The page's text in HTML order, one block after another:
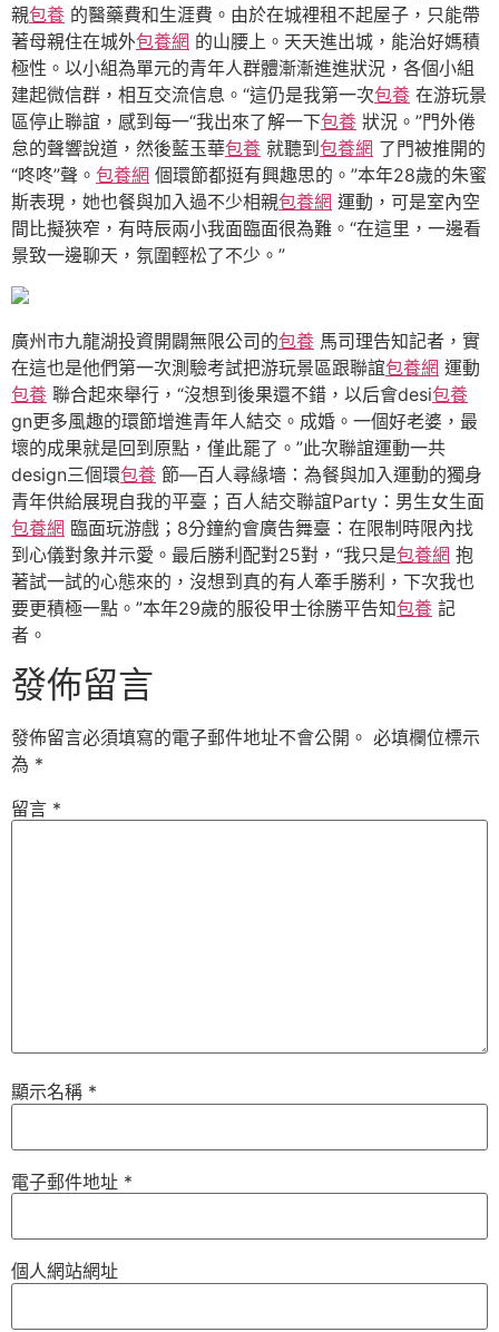
親包養 的醫藥費和生涯費。由於在城裡租不起屋子，只能帶
著母親住在城外包養網 的山腰上。天天進出城，能治好媽積
極性。以小組為單元的青年人群體漸漸進進狀況，各個小組
建起微信群，相互交流信息。“這仍是我第一次包養 在游玩景
區停止聯誼，感到每一“我出來了解一下包養 狀況。”門外倦
怠的聲響說道，然後藍玉華包養 就聽到包養網 了門被推開的
“咚咚”聲。 包養網 個環節都挺有興趣思的。”本年28歲的朱蜜
斯表現，她也餐與加入過不少相親包養網 運動，可是室內空
間比擬狹窄，有時辰兩小我面臨面很為難。“在這里，一邊看
景致一邊聊天，氛圍輕松了不少。”
廣州市九龍湖投資開闢無限公司的包養 馬司理告知記者，實
在這也是他們第一次測驗考試把游玩景區跟聯誼包養網 運動
包養 聯合起來舉行，“沒想到後果還不錯，以后會desi包養
gn更多風趣的環節增進青年人結交。成婚。一個好老婆，最
壞的成果就是回到原點，僅此罷了。”此次聯誼運動一共
design三個環包養 節—百人尋緣墻：為餐與加入運動的獨身
青年供給展現自我的平臺；百人結交聯誼Party：男生女生面
包養網 臨面玩游戲；8分鐘約會廣告舞臺：在限制時限內找
到心儀對象并示愛。最后勝利配對25對，“我只是包養網 抱
著試一試的心態來的，沒想到真的有人牽手勝利，下次我也
要更積極一點。”本年29歲的服役甲士徐勝平告知包養 記
者。
發佈留言
發佈留言必須填寫的電子郵件地址不會公開。 必填欄位標示
為 *
留言 *
顯示名稱 *
電子郵件地址 *
個人網站網址